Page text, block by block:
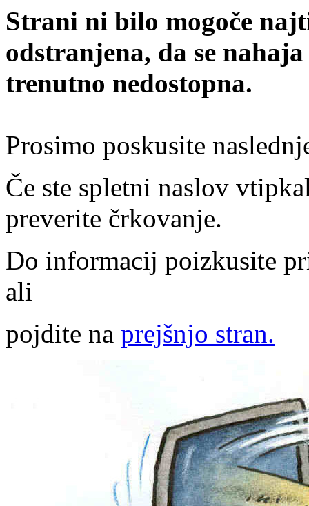
Strani ni bilo mogoče
odstranjena, da se
trenutno nedostopna.
Prosimo poskusite
Če ste spletni naslov
preverite črkovanje.
Do informacij poizkusite
ali
pojdite na prejšnjo stran.